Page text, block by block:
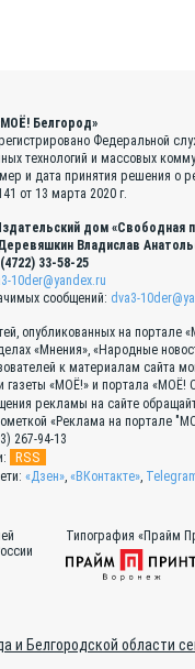
Белгород»
Федеральной
технологий и массовых
и дата принятия решения о
от 13 марта 2020 г.
дом «Свободная
Владислав
(4722) 33-58-25
10der@yandex.ru
сообщений: dva3-
опубликованных на портале
«Мнения», «Народные
к материалам сайта
газеты «МОЁ!» и портала «МОЁ!
рекламы на сайте
«Реклама на портале
267-94-13
RSS
«Дзен», «ВКонтакте»,
Типография «Прайм
и Белгородской области